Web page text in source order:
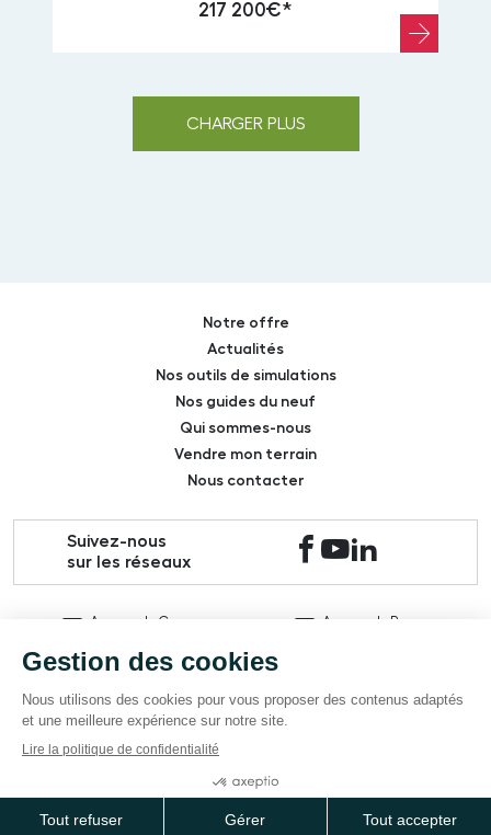
217 200€*
CHARGER PLUS
Notre offre
Actualités
Nos outils de simulations
Nos guides du neuf
Qui sommes-nous
Vendre mon terrain
Nous contacter
Suivez-nous
sur les réseaux
Mentions légales
Données personnelles
Politique des cookies
Parrainage
© édifidès 2022
Agence de Caen Agence de Rouen